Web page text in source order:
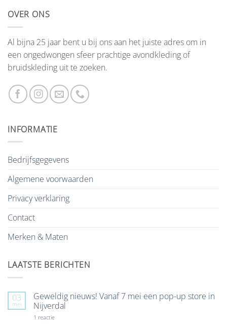
OVER ONS
Al bijna 25 jaar bent u bij ons aan het juiste adres om in
een ongedwongen sfeer prachtige avondkleding of
bruidskleding uit te zoeken.
INFORMATIE
Bedrijfsgegevens
Algemene voorwaarden
Privacy verklaring
Contact
Merken & Maten
LAATSTE BERICHTEN
03
mei
Geweldig nieuws! Vanaf 7 mei een pop-up store in
Nijverdal
1 reactieop